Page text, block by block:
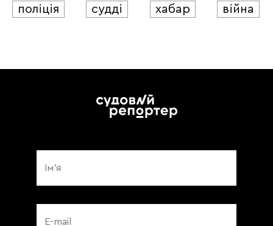
поліція
судді хабар війна